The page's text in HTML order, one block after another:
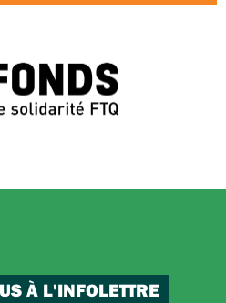
À L'INFOLETTRE